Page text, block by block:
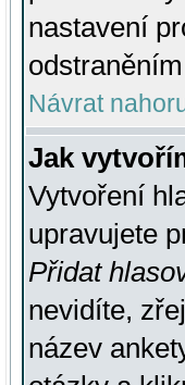
nastavení
Návrat
Jak
Vytvoření
upravujete
Přidat
nevidíte,
název